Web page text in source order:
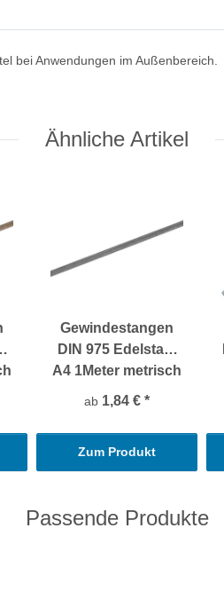
bei Anwendungen im Außenbereich.
Ähnliche Artikel
Gewindestangen
DIN 975 Edelstahl
A4 1Meter metrisch
ab 1,84 € *
Zum Produkt
Passende Produkte